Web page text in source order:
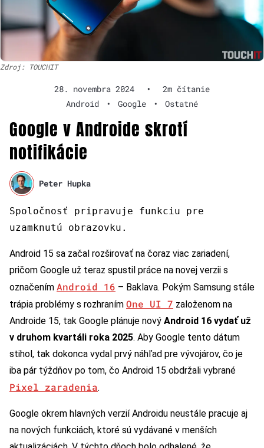
Zdroj: TOUCHIT
28. novembra 2024 •
2m čítanie
Android
• Google • Ostatné
Google v Androide skrotí
notifikácie
Peter Hupka
Spoločnosť pripravuje funkciu pre
uzamknutú obrazovku.
Android 15 sa začal rozširovať na čoraz viac zariadení,
pričom Google už teraz spustil práce na novej verzii s
označením Android 16 – Baklava. Pokým Samsung stále
trápia problémy s rozhraním One UI 7 založenom na
Androide 15, tak Google plánuje nový Android 16 vydať už
v druhom kvartáli roka 2025. Aby Google tento dátum
stihol, tak dokonca vydal prvý náhľad pre vývojárov, čo je
iba pár týždňov po tom, čo Android 15 obdržali vybrané
Pixel zaradenia.
Google okrem hlavných verzií Androidu neustále pracuje aj
na nových funkciách, ktoré sú vydávané v menších